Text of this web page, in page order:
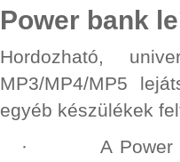
Power bank
Hordozható,
MP3/MP4/MP5
egyéb készülékek
· A Power